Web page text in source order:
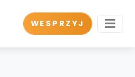
WESPRZYJ